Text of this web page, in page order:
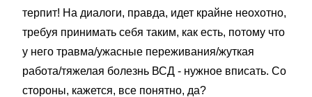
терпит! На диалоги, правда, идет крайне неохотно,
требуя принимать себя таким, как есть, потому что
у него травма/ужасные переживания/жуткая
работа/тяжелая болезнь ВСД - нужное вписать. Со
стороны, кажется, все понятно, да?